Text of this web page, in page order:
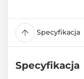
Specyfikacja
Specyfikacja